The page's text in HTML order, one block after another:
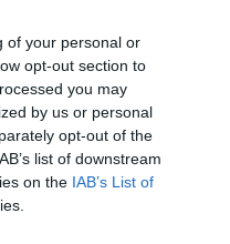
of your personal or
opt-out section to
you may
by us or personal
opt-out of the
list of downstream
on the IAB’s List of
véleményét az új